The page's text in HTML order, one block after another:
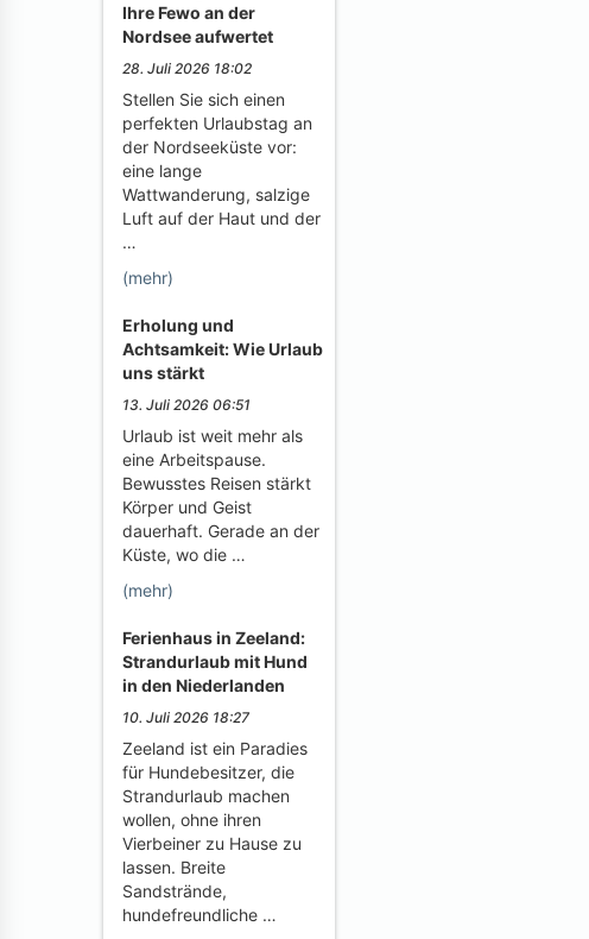
Ihre Fewo an der
Nordsee aufwertet
28. Juli 2026 18:02
Stellen Sie sich einen
perfekten Urlaubstag an
der Nordseeküste vor:
eine lange
Wattwanderung, salzige
Luft auf der Haut und der
…
(mehr)
Erholung und
Achtsamkeit: Wie Urlaub
uns stärkt
13. Juli 2026 06:51
Urlaub ist weit mehr als
eine Arbeitspause.
Bewusstes Reisen stärkt
Körper und Geist
dauerhaft. Gerade an der
Küste, wo die …
(mehr)
Ferienhaus in Zeeland:
Strandurlaub mit Hund
in den Niederlanden
10. Juli 2026 18:27
Zeeland ist ein Paradies
für Hundebesitzer, die
Strandurlaub machen
wollen, ohne ihren
Vierbeiner zu Hause zu
lassen. Breite
Sandstrände,
hundefreundliche …